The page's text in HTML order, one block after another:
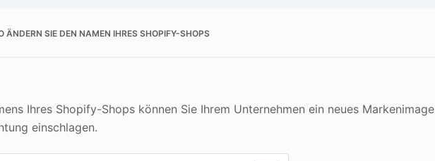
ÄNDERN SIE DEN NAMEN IHRES SHOPIFY-SHOPS
Ihres Shopify-Shops können Sie Ihrem Unternehmen ein neues Markenimage
einschlagen.